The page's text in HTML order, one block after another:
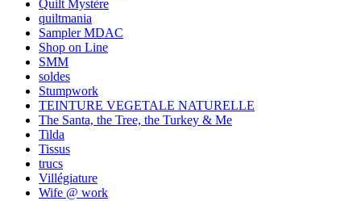
Quilt Mystère
quiltmania
Sampler MDAC
Shop on Line
SMM
soldes
Stumpwork
TEINTURE VEGETALE NATURELLE
The Santa, the Tree, the Turkey & Me
Tilda
Tissus
trucs
Villégiature
Wife @ work